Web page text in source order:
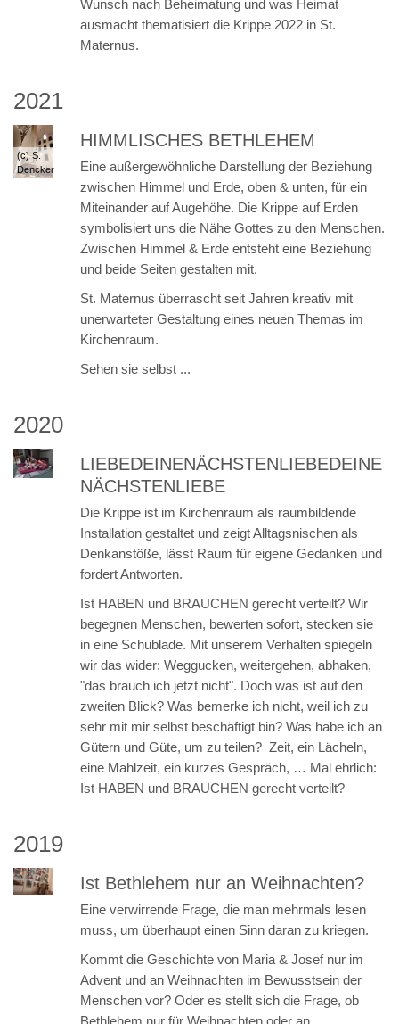
Wunsch nach Beheimatung und was Heimat
ausmacht thematisiert die Krippe 2022 in St.
Maternus.
2021
(c) S.
Dencker
HIMMLISCHES BETHLEHEM
Eine außergewöhnliche Darstellung der Beziehung
zwischen Himmel und Erde, oben & unten, für ein
Miteinander auf Augehöhe. Die Krippe auf Erden
symbolisiert uns die Nähe Gottes zu den Menschen.
Zwischen Himmel & Erde entsteht eine Beziehung
und beide Seiten gestalten mit.
St. Maternus überrascht seit Jahren kreativ mit
unerwarteter Gestaltung eines neuen Themas im
Kirchenraum.
Sehen sie selbst ...
2020
LIEBEDEINENÄCHSTENLIEBEDEINE
NÄCHSTENLIEBE
Die Krippe ist im Kirchenraum als raumbildende
Installation gestaltet und zeigt Alltagsnischen als
Denkanstöße, lässt Raum für eigene Gedanken und
fordert Antworten.
Ist HABEN und BRAUCHEN gerecht verteilt? Wir
begegnen Menschen, bewerten sofort, stecken sie
in eine Schublade. Mit unserem Verhalten spiegeln
wir das wider: Weggucken, weitergehen, abhaken,
"das brauch ich jetzt nicht". Doch was ist auf den
zweiten Blick? Was bemerke ich nicht, weil ich zu
sehr mit mir selbst beschäftigt bin? Was habe ich an
Gütern und Güte, um zu teilen? Zeit, ein Lächeln,
eine Mahlzeit, ein kurzes Gespräch, … Mal ehrlich:
Ist HABEN und BRAUCHEN gerecht verteilt?
2019
Ist Bethlehem nur an Weihnachten?
Eine verwirrende Frage, die man mehrmals lesen
muss, um überhaupt einen Sinn daran zu kriegen.
Kommt die Geschichte von Maria & Josef nur im
Advent und an Weihnachten im Bewusstsein der
Menschen vor? Oder es stellt sich die Frage, ob
Bethlehem nur für Weihnachten oder an